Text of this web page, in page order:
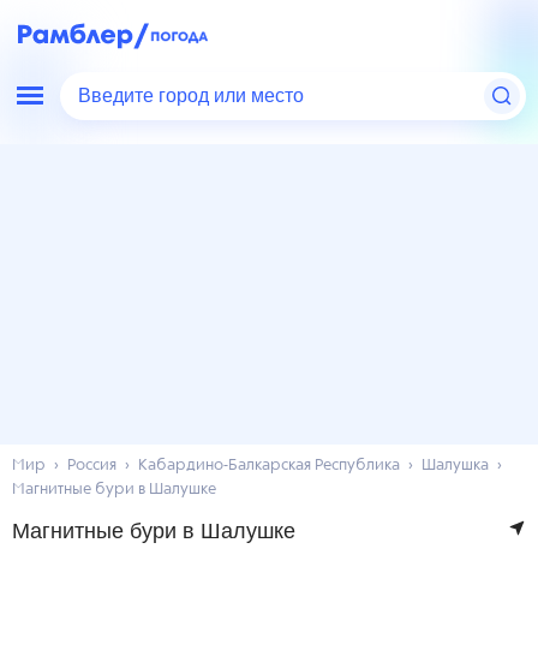
Введите город или место
Мир Россия Кабардино-Балкарская Республика
Шалушка
Магнитные бури в Шалушке
Магнитные бури в Шалушке